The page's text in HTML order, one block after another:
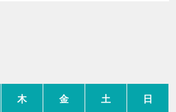
木 金 土 日